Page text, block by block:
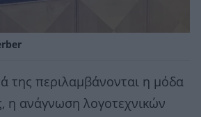
της περιλαμβάνονται η μόδα
η ανάγνωση λογοτεχνικών